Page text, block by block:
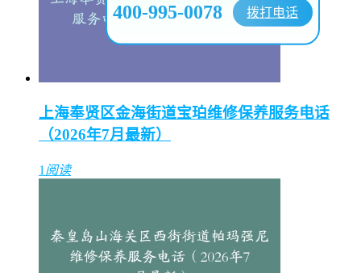
上海奉贤区金海街道宝珀维修保养服务电话
（2026年7月最新）
1 阅读
400-995-0078 拨打电话